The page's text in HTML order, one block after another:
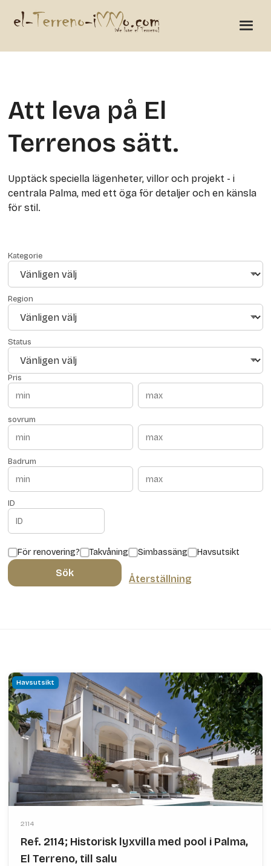
Att leva på El
Terrenos sätt.
Upptäck speciella lägenheter, villor och projekt - i
centrala Palma, med ett öga för detaljer och en känsla
för stil.
Kategorie
Region
Status
Pris
sovrum
Badrum
ID
För renovering? Takvåning Simbassäng Havsutsikt
Sök
Återställning
Havsutsikt
2114
Ref. 2114; Historisk lyxvilla med pool i Palma,
El Terreno, till salu